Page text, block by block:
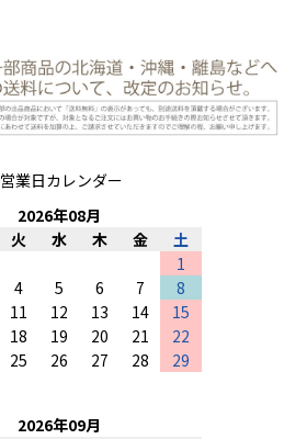
営業日カレンダー
2026年08月
火 水 木 金
土
1
4 5 6 7
8
11 12 13 14
15
18 19 20 21
22
25 26 27 28
29
2026年09月